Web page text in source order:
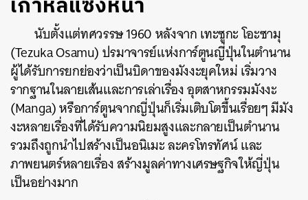
นับตั้งแต่ทศวรรษ 1960 หลังจาก เทะซูกะ โอะซามุ
(Tezuka Osamu) ปรมาจารย์แห่งการ์ตูนญี่ปุ่นในตำนาน
ผู้ได้รับการยกย่องว่าเป็นบิดาของมังงะยุคใหม่ เริ่มวาง
รากฐานในลายเส้นและการเล่าเรื่อง อุตสาหกรรมมังงะ
(Manga) หรือการ์ตูนจากญี่ปุ่นก็เริ่มเติบโตขึ้นเรื่อยๆ มีมัง
งะหลายเรื่องที่ได้รับความนิยมสูงและกลายเป็นตำนาน
รวมถึงถูกนำไปสร้างเป็นอนิเมะ ละครโทรทัศน์ และ
ภาพยนตร์หลายเรื่อง สร้างมูลค่าทางเศรษฐกิจให้ญี่ปุ่น
เป็นอย่างมาก